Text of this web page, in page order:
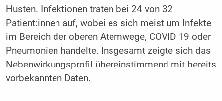
Husten. Infektionen traten bei 24 von 32
Patient:innen auf, wobei es sich meist um Infekte
im Bereich der oberen Atemwege, COVID 19 oder
Pneumonien handelte. Insgesamt zeigte sich das
Nebenwirkungsprofil übereinstimmend mit bereits
vorbekannten Daten.